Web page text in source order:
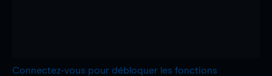
Connectez-vous pour débloquer les fonctions